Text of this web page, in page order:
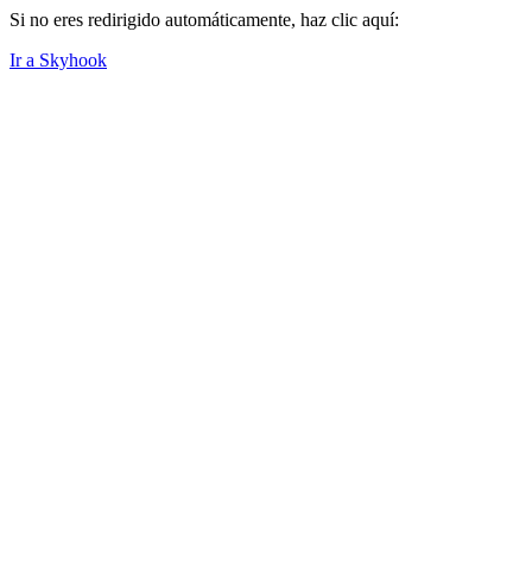
Si no eres redirigido automáticamente, haz clic aquí:
Ir a Skyhook